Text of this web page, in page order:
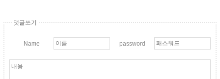
댓글쓰기
Name password